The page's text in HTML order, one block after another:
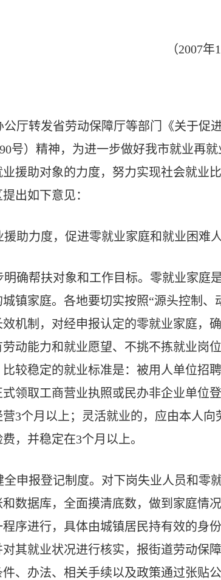
（2007年
厅转发省劳动保障厅等部门《关于促
号）精神，为进一步做好我市就业再
援助对象的力度，努力实现社会就业
出如下意见：
援助力度，促进零就业家庭和就业困难
明确帮扶对象和工作目标。零就业家
镇家庭。各地要切实按照“源头控制
机制，对经申报认定的零就业家庭，
动能力和就业愿望、不挑不拣就业岗
较稳定的就业标准是：被用人单位招
式领取工商营业执照或民办非企业单位
3个月以上；灵活就业的，应由本人
，并稳定在3个月以上。
全申报登记制度。对下岗失业人员和
数据库，全面摸清底数，做到家庭情
序进行，具体由城镇居民持有效的身
其就业状况进行核实，报街道劳动保
、办法、相关手续以及政策通过张贴